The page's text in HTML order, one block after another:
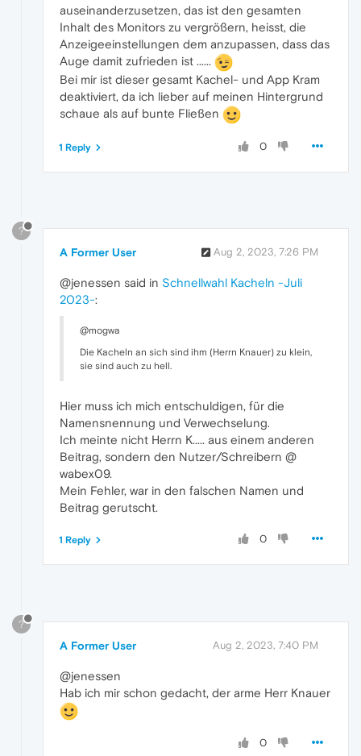
auseinanderzusetzen, das ist den gesamten
Inhalt des Monitors zu vergrößern, heisst, die
Anzeigeeinstellungen dem anzupassen, dass das
Auge damit zufrieden ist ......
Bei mir ist dieser gesamt Kachel- und App Kram
deaktiviert, da ich lieber auf meinen Hintergrund
schaue als auf bunte Fließen
0
1 Reply
?
A Former User Aug 2, 2023, 7:26 PM
@jenessen said in Schnellwahl Kacheln -Juli
2023-:
@mogwa
Die Kacheln an sich sind ihm (Herrn Knauer) zu klein,
sie sind auch zu hell.
Hier muss ich mich entschuldigen, für die
Namensnennung und Verwechselung.
Ich meinte nicht Herrn K..... aus einem anderen
Beitrag, sondern den Nutzer/Schreibern @
wabex09.
Mein Fehler, war in den falschen Namen und
Beitrag gerutscht.
0
1 Reply
?
A Former User Aug 2, 2023, 7:40 PM
@jenessen
Hab ich mir schon gedacht, der arme Herr Knauer
0